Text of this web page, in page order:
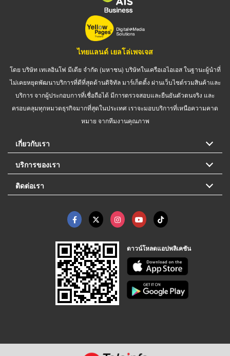
ไทยแลนด์ เยลโล่เพจเจส
โดย บริษัท เทเลอินโฟ มีเดีย จำกัด (มหาชน) บริษัทในเครือเอไอเอส ในฐานะผู้นำที่
ไม่เคยหยุดพัฒนาบริการที่ดีที่สุดด้านดิจิทัล มาร์เก็ตติ้ง ผ่านเว็บไซต์รวมสินค้าและ
บริการ จากผู้ประกอบการที่เชื่อถือได้ มีการตรวจสอบและยืนยันตัวตนจริง และ
ครอบคลุมทุกหมวดธุรกิจมากที่สุดในประเทศ เราจะมอบบริการที่เหนือความคาด
หมาย จากทีมงานคุณภาพ
เกี่ยวกับเรา
บริการของเรา
ติดต่อเรา
ดาวน์โหลดแอปพลิเคชัน